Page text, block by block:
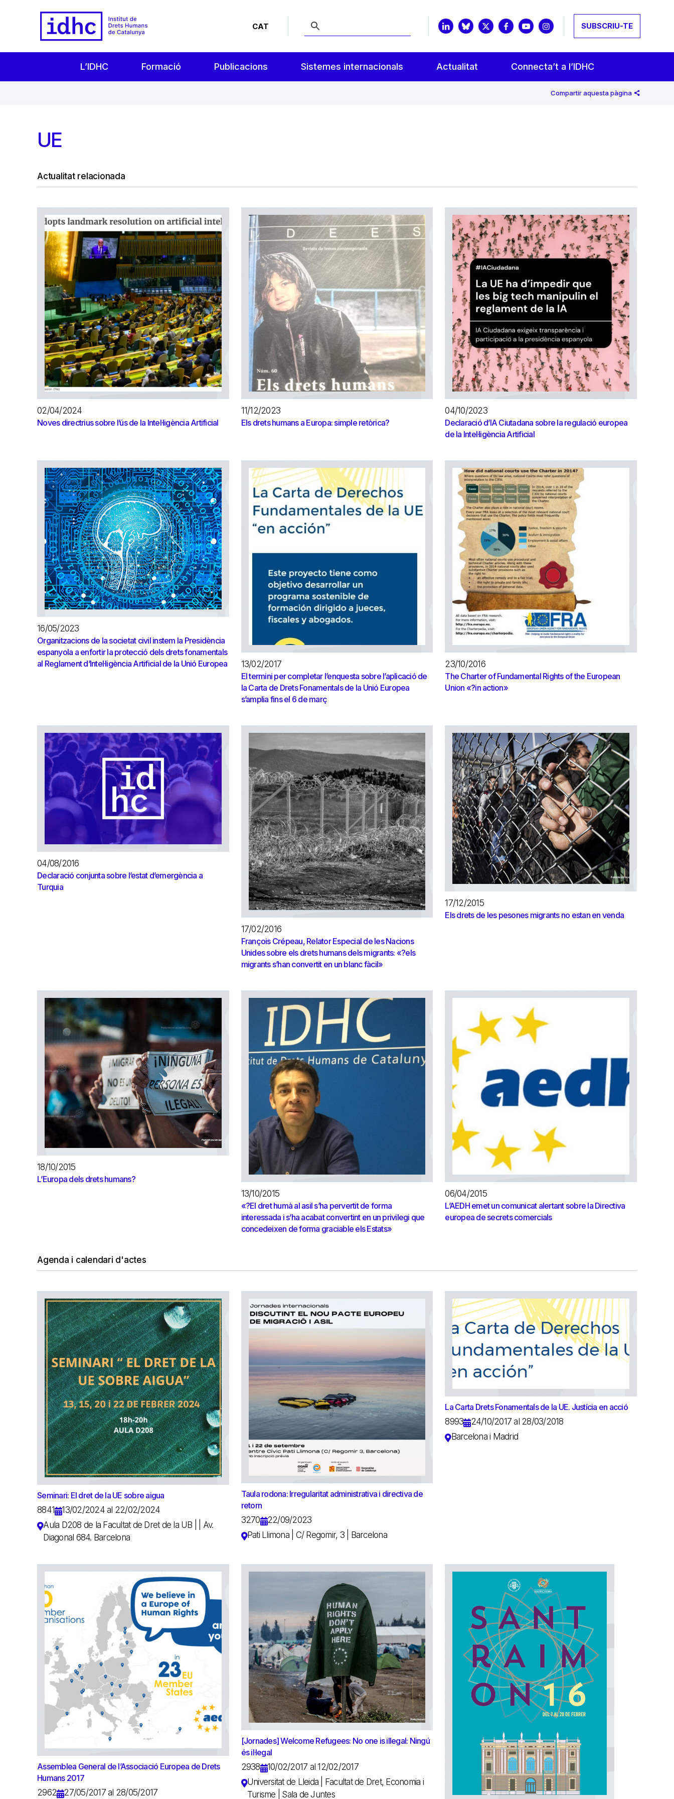
CAT SUBSCRIU-TE
L’IDHC Formació Publicacions Sistemes internacionals Actualitat Connecta’t a l’IDHC
Compartir aquesta pàgina
UE
Actualitat relacionada
02/04/2024
Noves directrius sobre l’ús de la Intel·ligència Artificial
11/12/2023
Els drets humans a Europa: simple retòrica?
04/10/2023
Declaració d’IA Ciutadana sobre la regulació europea
de la Intel·ligència Artificial
16/05/2023
Organitzacions de la societat civil instem la Presidència
espanyola a enfortir la protecció dels drets fonamentals
al Reglament d’Intel·ligència Artificial de la Unió Europea
13/02/2017
El termini per completar l’enquesta sobre l’aplicació de
la Carta de Drets Fonamentals de la Unió Europea
s’amplia fins el 6 de març
23/10/2016
The Charter of Fundamental Rights of the European
Union «?in action»
04/08/2016
Declaració conjunta sobre l’estat d’emergència a
Turquia
17/02/2016
François Crépeau, Relator Especial de les Nacions
Unides sobre els drets humans dels migrants: «?els
migrants s’han convertit en un blanc fàcil»
17/12/2015
Els drets de les pesones migrants no estan en venda
18/10/2015
L’Europa dels drets humans?
13/10/2015
«?El dret humà al asil s’ha pervertit de forma
interessada i s’ha acabat convertint en un privilegi que
concedeixen de forma graciable els Estats»
06/04/2015
L’AEDH emet un comunicat alertant sobre la Directiva
europea de secrets comercials
Agenda i calendari d'actes
Seminari: El dret de la UE sobre aigua
8841
13/02/2024 al 22/02/2024
Aula D208 de la Facultat de Dret de la UB | | Av.
Diagonal 684. Barcelona
Taula rodona: Irregularitat administrativa i directiva de
retorn
3270
22/09/2023
Pati Llimona | C/ Regomir, 3 | Barcelona
La Carta Drets Fonamentals de la UE. Justícia en acció
8993
24/10/2017 al 28/03/2018
Barcelona i Madrid
Assemblea General de l’Associació Europea de Drets
Humans 2017
2962
27/05/2017 al 28/05/2017
[Jornades] Welcome Refugees: No one is illegal: Ningú
és il·legal
2938
10/02/2017 al 12/02/2017
Universitat de Lleida | Facultat de Dret, Economia i
Turisme | Sala de Juntes